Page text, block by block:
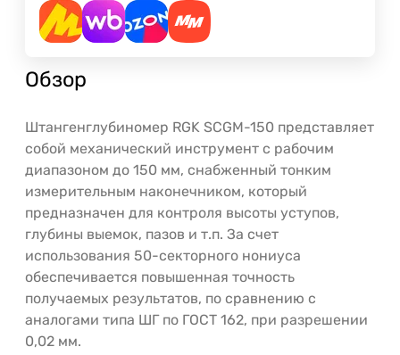
Обзор
Штангенглубиномер RGK SCGM-150 представляет
собой механический инструмент с рабочим
диапазоном до 150 мм, снабженный тонким
измерительным наконечником, который
предназначен для контроля высоты уступов,
глубины выемок, пазов и т.п. За счет
использования 50-секторного нониуса
обеспечивается повышенная точность
получаемых результатов, по сравнению с
аналогами типа ШГ по ГОСТ 162, при разрешении
0,02 мм.